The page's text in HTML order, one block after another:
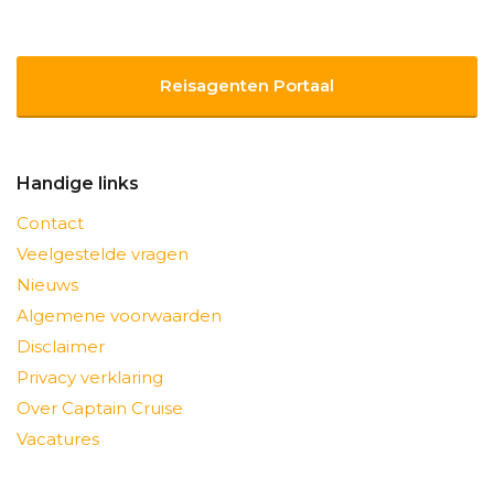
Reisagenten Portaal
Handige links
Contact
Veelgestelde vragen
Nieuws
Algemene voorwaarden
Disclaimer
Privacy verklaring
Over Captain Cruise
Vacatures